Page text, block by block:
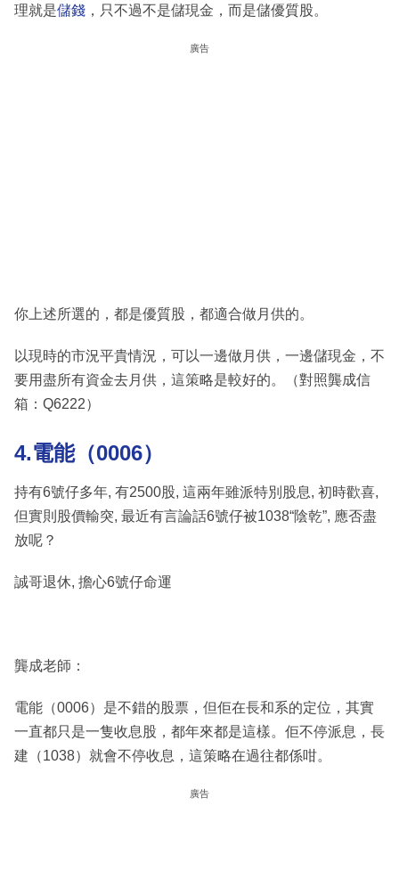
理就是儲錢 ，只不過不是儲現金，而是儲優質股。
廣告
你上述所選的，都是優質股，都適合做月供的。
以現時的市況平貴情況，可以一邊做月供，一邊儲現金，不
要用盡所有資金去月供，這策略是較好的。（對照龔成信
箱：Q6222）
4.電能（0006）
持有6號仔多年, 有2500股, 這兩年雖派特別股息, 初時歡喜,
但實則股價輸突, 最近有言論話6號仔被1038“陰乾”, 應否盡
放呢？
誠哥退休, 擔心6號仔命運
龔成老師：
電能（0006）是不錯的股票，但佢在長和系的定位，其實
一直都只是一隻收息股，都年來都是這樣。佢不停派息，長
建（1038）就會不停收息，這策略在過往都係咁。
廣告